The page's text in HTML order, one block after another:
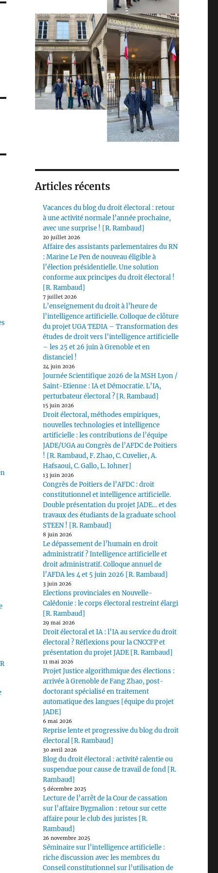
Articles récents
Vacances du blog du droit électoral : retour
à une activité normale l’année prochaine,
avec une surprise ! [R. Rambaud]
20 juillet 2026
Affaire des assistants parlementaires du RN
: Marine Le Pen de nouveau éligible à
l’élection présidentielle. Une solution
conforme aux principes du droit électoral !
[R. Rambaud]
7 juillet 2026
L’enseignement du droit à l’heure de
l’intelligence artificielle. Colloque de clôture
du projet UGA TEDIA – Transformation des
études de droit vers l’intelligence artificielle
– les 25 et 26 juin à Grenoble et en
distanciel !
24 juin 2026
Journée Scientifique 2026 de la MSH Lyon /
Saint-Etienne : IA et Démocratie. L’IA,
perturbateur électoral ? [R. Rambaud]
15 juin 2026
Droit électoral, méthodes empiriques,
nouvelles technologies et intelligence
artificielle : les contributions de l’équipe
JADE/UGA au Congrès de l’AFDC de Poitiers
! [R. Rambaud, F. Zhao, C. Cuvelier, A.
Hafsaoui, C. Gallo, L. Iohner]
13 juin 2026
Congrès de Poitiers de l’AFDC : droit
constitutionnel et intelligence artificielle.
Double présentation du projet JADE… et des
travaux des étudiants de la graduate school
STEEN ! [R. Rambaud]
8 juin 2026
Le dépassement de l’humain en droit
administratif ? Intelligence artificielle et
droit administratif. Colloque annuel de
l’AFDA les 4 et 5 juin 2026 [R. Rambaud]
3 juin 2026
Elections provinciales en Nouvelle-
Calédonie : le corps électoral restreint élargi
[R. Rambaud]
29 mai 2026
Droit électoral et IA : l’IA au service du droit
électoral ? Réflexions pour la CNCCFP et
présentation du projet JADE [R. Rambaud]
11 mai 2026
Projet Justice algorithmique des élections :
arrivée à Grenoble de Fang Zhao, post-
doctorant spécialisé en traitement
automatique des langues [équipe du projet
JADE]
6 mai 2026
Reprise lente et progressive du blog du droit
électoral [R. Rambaud]
30 avril 2026
Blog du droit électoral : activité ralentie ou
suspendue pour cause de travail de fond [R.
Rambaud]
5 décembre 2025
Lecture de l’arrêt de la Cour de cassation
sur l’affaire Bygmalion : retour sur cette
affaire pour le club des juristes [R.
Rambaud]
26 novembre 2025
Séminaire sur l’intelligence artificielle :
riche discussion avec les membres du
Conseil constitutionnel sur l’utilisation de